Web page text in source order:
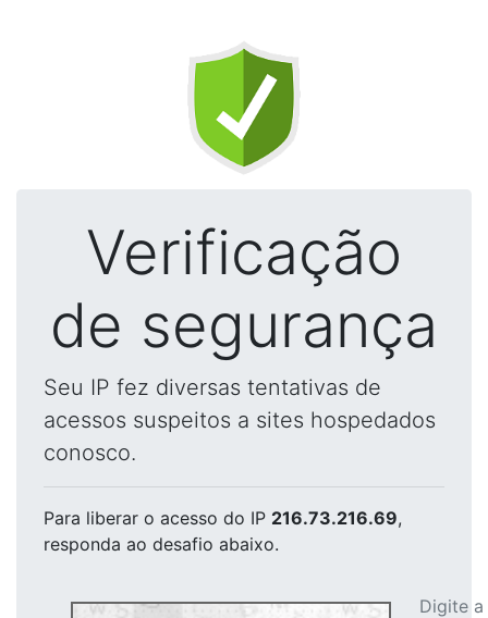
Verificação
de segurança
Seu IP fez diversas tentativas de
acessos suspeitos a sites hospedados
conosco.
Para liberar o acesso do IP 216.73.216.69,
responda ao desafio abaixo.
Digite